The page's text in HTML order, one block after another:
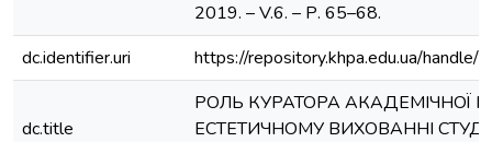
2019. – V.6. – Р. 65–68.
dc.identifier.uri
https://repository.khpa.edu.ua/
dc.title
РОЛЬ КУРАТОРА АКАДЕМІЧНОЇ
ЕСТЕТИЧНОМУ ВИХОВАННІ